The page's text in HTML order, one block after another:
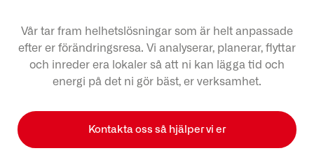
Vår tar fram helhetslösningar som är helt anpassade
efter er förändringsresa. Vi analyserar, planerar, flyttar
och inreder era lokaler så att ni kan lägga tid och
energi på det ni gör bäst, er verksamhet.
Kontakta oss så hjälper vi er